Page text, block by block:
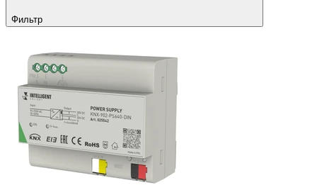
Фильтр